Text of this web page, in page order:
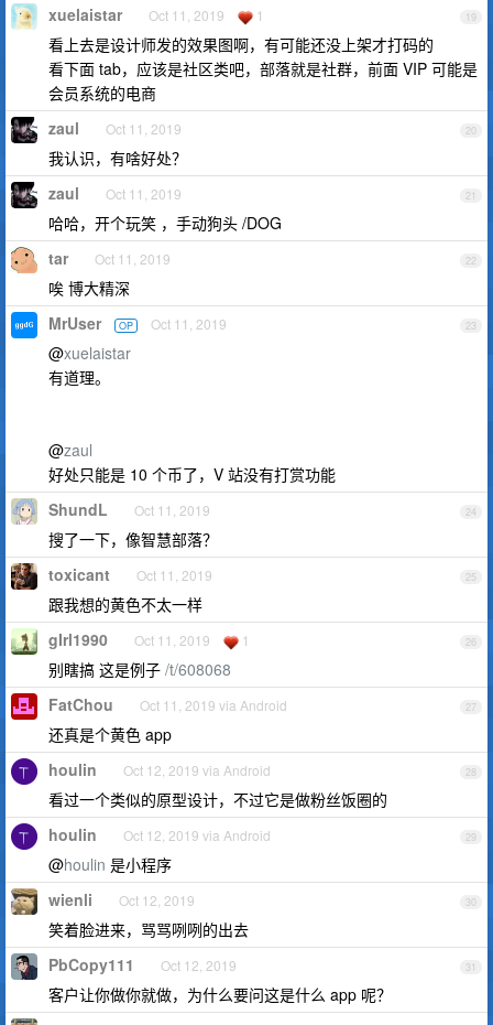
19
xuelaistar Oct 11, 2019 1
看上去是设计师发的效果图啊，有可能还没上架才打码的
看下面 tab，应该是社区类吧，部落就是社群，前面 VIP 可能是
会员系统的电商
20
zaul Oct 11, 2019
我认识，有啥好处？
21
zaul Oct 11, 2019
哈哈，开个玩笑 ，手动狗头 /DOG
22
tar Oct 11, 2019
唉 博大精深
23
MrUser OP Oct 11, 2019
@xuelaistar
有道理。
@zaul
好处只能是 10 个币了，V 站没有打赏功能
24
ShundL Oct 11, 2019
搜了一下，像智慧部落？
25
toxicant Oct 11, 2019
跟我想的黄色不太一样
26
gIrl1990 Oct 11, 2019 1
别瞎搞 这是例子 /t/608068
27
FatChou Oct 11, 2019 via Android
还真是个黄色 app
28
houlin Oct 12, 2019 via Android
看过一个类似的原型设计，不过它是做粉丝饭圈的
29
houlin Oct 12, 2019 via Android
@houlin 是小程序
30
wienli Oct 12, 2019
笑着脸进来，骂骂咧咧的出去
31
PbCopy111 Oct 12, 2019
客户让你做你就做，为什么要问这是什么 app 呢？